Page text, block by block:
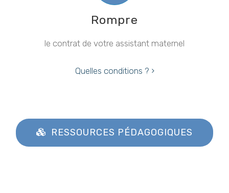
Rompre
le contrat de votre assistant maternel
Quelles conditions ?
RESSOURCES PÉDAGOGIQUES